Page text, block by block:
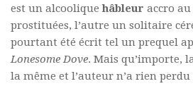
est un alcooliquehâbleur accro
prostituées, l’autre un solitaire
pourtant été écrit tel un prequel
Lonesome Dove. Mais qu’importe,
la même et l’auteur n’a rien perdu